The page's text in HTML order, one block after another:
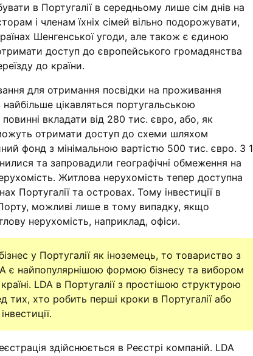
в Португалії в середньому лише сім днів на
і членам їхніх сімей вільно подорожувати,
Шенгенської угоди, але також є єдиною
доступ до європейського громадянства
до країни.
для отримання посвідки на проживання
цікавляться португальською
вкладати від 280 тис. євро, або, як
отримати доступ до схеми шляхом
фонд з мінімальною вартістю 500 тис. євро. З 1
та запровадили географічні обмеження на
Житлова нерухомість тепер доступна
Португалії та островах. Тому інвестиції в
Порту, можливі лише в тому випадку, якщо
нерухомість, наприклад, офіси.
у Португалії як іноземець, то товариство з
є найпопулярнішою формою бізнесу та вибором
LDA в Португалії з простішою структурою
тих, хто робить перші кроки в Португалії або
здійснюється в Реєстрі компаній. LDA